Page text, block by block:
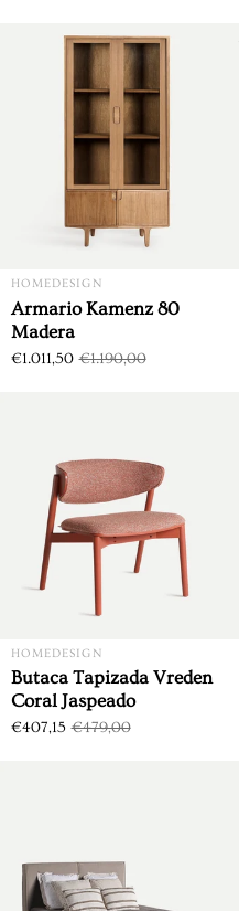
Armario Copenhague 95
HOMEDESIGN
Armario Kamenz 80
Madera
€1.011,50 €1.190,00
DTO. €178,50
HOMEDESIGN
Butaca Tapizada Vreden
Coral Jaspeado
€407,15 €479,00